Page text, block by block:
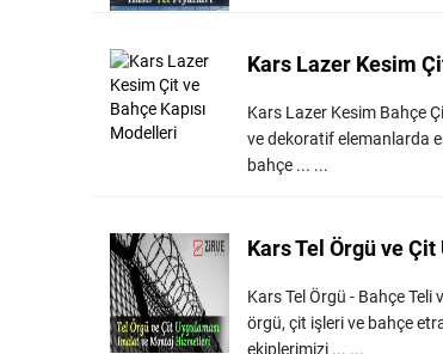
Kars Lazer Kesim
Kars Lazer Kesim Bahçe
ve dekoratif elemanlarda
bahçe ... ...
Kars Tel Örgü ve Çit
Kars Tel Örgü - Bahçe Teli
örgü, çit işleri ve bahçe
ekiplerimizi ... ...